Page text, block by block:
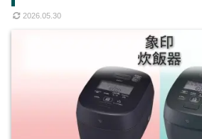
2026.05.30